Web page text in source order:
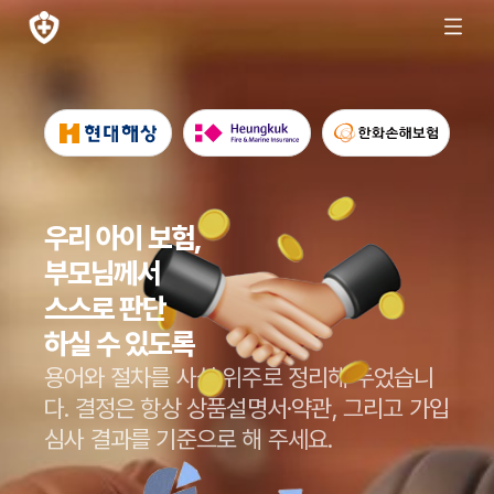
우리 아이 보험,
부모님께서
스스로 판단
하실 수 있도록
용어와 절차를 사실 위주로 정리해 두었습니
다. 결정은 항상 상품설명서·약관, 그리고 가입
심사 결과를 기준으로 해 주세요.